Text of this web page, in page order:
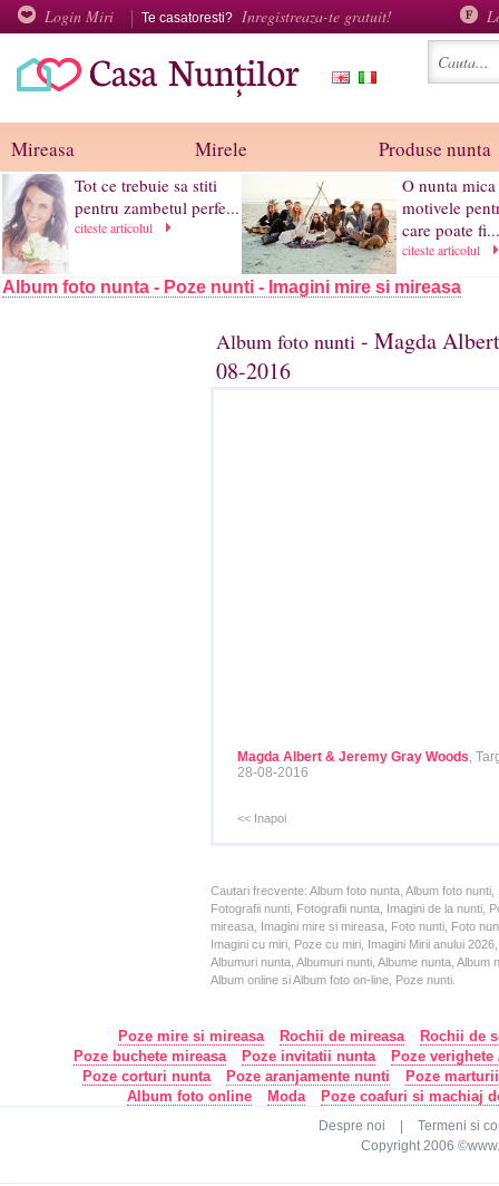
Login Miri Te casatoresti? Inregistreaza-te gratuit!
Mireasa Mirele Produse nunta
Tot ce trebuie sa stiti
pentru zambetul perfe...
citeste articolul
O nunta mica
motivele
care poate fi...
citeste articolul
Album foto nunta - Poze nunti - Imagini mire si mireasa
Album foto nunti - Magda
08-2016
Magda Albert & Jeremy Gray Woods,
28-08-2016
<< Inapoi
Cautari frecvente: Album foto nunta, Album foto
Fotografii nunti, Fotografii nunta, Imagini de la nunti,
mireasa, Imagini mire si mireasa, Foto nunti, Foto
Imagini cu miri, Poze cu miri, Imagini Mirii anului
Albumuri nunta, Albumuri nunti, Albume nunta,
Album online si Album foto on-line, Poze nunti.
Poze mire si mireasa Rochii de mireasa
Rochii de
Poze buchete mireasa
Poze invitatii nunta
Poze
Poze corturi nunta
Poze aranjamente nunti
Poze
Album foto online
Moda Poze coafuri si machiaj
Despre noi
Termeni si
Copyright 2006